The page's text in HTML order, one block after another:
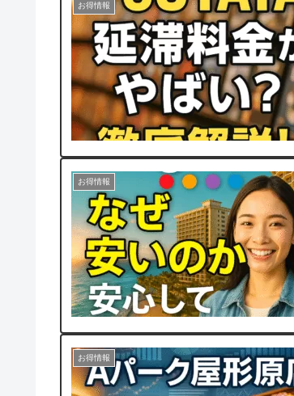
お得情報
お得情報
お得情報